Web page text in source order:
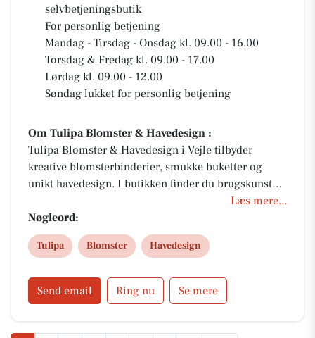
selvbetjeningsbutik
For personlig betjening
Mandag - Tirsdag - Onsdag kl. 09.00 - 16.00
Torsdag & Fredag kl. 09.00 - 17.00
Lørdag kl. 09.00 - 12.00
Søndag lukket for personlig betjening
Om Tulipa Blomster & Havedesign :
Tulipa Blomster & Havedesign i Vejle tilbyder
kreative blomsterbinderier, smukke buketter og
unikt havedesign. I butikken finder du brugskunst
og specialiteter – perfekt til gavekurve. Bestil
blomster til enhver lejlighed med levering samme
dag. Familieejet virksomhed med passion for
kvalitet, håndværk og personlig service.
Læs mere...
Nøgleord:
Tulipa Blomster Havedesign
Send email Ring nu Se mere